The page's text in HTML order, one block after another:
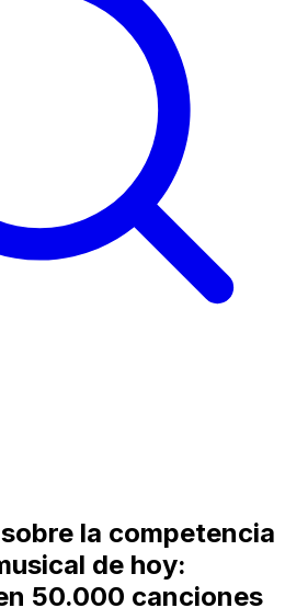
la competencia
de hoy:
50.000 canciones